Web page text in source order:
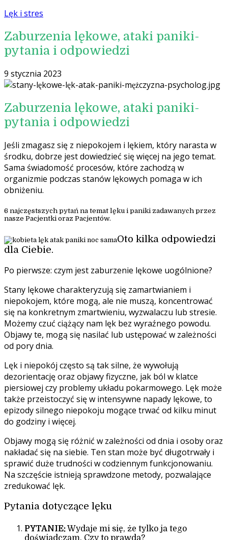
Lęk i stres
Zaburzenia lękowe, ataki paniki-
pytania i odpowiedzi
9 stycznia 2023
Zaburzenia lękowe, ataki paniki-
pytania i odpowiedzi
Jeśli zmagasz się z niepokojem i lękiem, który narasta w
środku, dobrze jest dowiedzieć się więcej na jego temat.
Sama świadomość procesów, które zachodzą w
organizmie podczas stanów lękowych pomaga w ich
obniżeniu.
6 najczęstszych pytań na temat lęku i paniki zadawanych przez
nasze Pacjentki oraz Pacjentów.
Oto kilka odpowiedzi
dla Ciebie.
Po pierwsze: czym jest zaburzenie lękowe uogólnione?
Stany lękowe charakteryzują się zamartwianiem i
niepokojem, które mogą, ale nie muszą, koncentrować
się na konkretnym zmartwieniu, wyzwalaczu lub stresie.
Możemy czuć ciążący nam lęk bez wyraźnego powodu.
Objawy te, mogą się nasilać lub ustępować w zależności
od pory dnia.
Lęk i niepokój często są tak silne, że wywołują
dezorientację oraz objawy fizyczne, jak ból w klatce
piersiowej czy problemy układu pokarmowego. Lęk może
także przeistoczyć się w intensywne napady lękowe, to
epizody silnego niepokoju mogące trwać od kilku minut
do godziny i więcej.
Objawy mogą się różnić w zależności od dnia i osoby oraz
nakładać się na siebie. Ten stan może być długotrwały i
sprawić duże trudności w codziennym funkcjonowaniu.
Na szczęście istnieją sprawdzone metody, pozwalające
zredukować lęk.
Pytania dotyczące lęku
PYTANIE:Wydaje mi się, że tylko ja tego
doświadczam. Czy to prawda?